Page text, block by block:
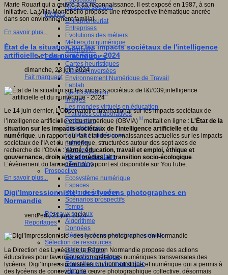
Réseaux sociaux
Métiers
Entrepreneuriat
Entreprises
Evolutions des métiers
Métiers du numérique
Orientation
Pratiques numériques
Cartes heuristiques
Classes inversées
Environnement Numérique de Travail
Fablab
Géolocalisation
Images
Les mondes virtuels en éducation
Pratiques collaboratives
Podcasting
Smartphones
Tableaux numériques
Tablettes
Web radio
Webdocumentaire
eTwinning
Prospective
Ecosystème numérique
Espaces
Politique éducative
Scénarios prospectifs
Temps
Réseaux sociaux
Algorithme
Données
Réseaux sociaux et champ scolaire
Sélection de ressources
Bibliographies
Education artistique
Education environnementale
Histoire
Marie Rouart qui a œuvré à sa reconnaissance. Il est exposé en 1987, à son
initiative. La Villa Montebello propose une rétrospective thématique ancrée
dans son environnement familial.
En savoir plus...
État de la situation sur les impacts sociétaux de l'intelligence
artificielle et du numérique - 2024
dimanche, 23 juin 2024
Fait marquant
Le 14 juin dernier, L’Observatoire international sur les impacts sociétaux de
l’intelligence artificielle et du numérique (OBVIA)
[i]
mettait en ligne : L'État de la
situation sur les impacts sociétaux de l'intelligence artificielle et du
numérique , un rapport qui fait état des connaissances actuelles sur les impacts
sociétaux de l'IA et du numérique, structurées autour des sept axes de
recherche de l'Obvia :santé, éducation, travail et emploi, éthique et
gouvernance, droit, arts et médias, et transition socio-écologique
L’évènement du lancement du rapport est disponible sur YouTube.
En savoir plus...
Digi’Impressionniste : des lycéens photographes en
Normandie
vendredi, 21 juin 2024
Reportages
La Direction des Lycées de la Région Normandie propose des actions
éducatives pour favoriser les compétences numériques transversales des
lycéens. Digi’Impressionniste est un outil artistique et numérique qui a permis à
des lycéens de concevoir une œuvre photographique collective, désormais